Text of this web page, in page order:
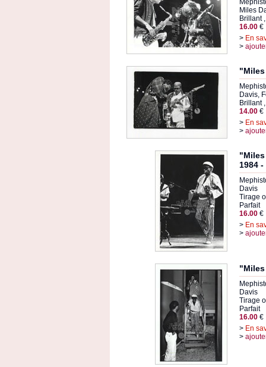
Miles
Brillant
16.00 €
> En
>
Davis,
Brillant
14.00 €
> En
>
1984
Davis
Tirage
Parfait
16.00 €
> En
>
"Miles
Davis
Tirage
Parfait
16.00 €
> En
>